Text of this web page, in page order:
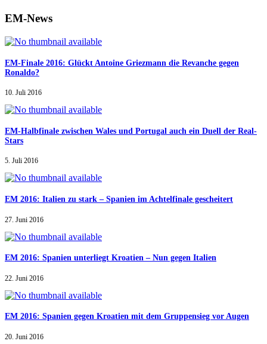
EM-News
EM-Finale 2016: Glückt Antoine Griezmann die Revanche gegen
Ronaldo?
10. Juli 2016
EM-Halbfinale zwischen Wales und Portugal auch ein Duell der Real-
Stars
5. Juli 2016
EM 2016: Italien zu stark – Spanien im Achtelfinale gescheitert
27. Juni 2016
EM 2016: Spanien unterliegt Kroatien – Nun gegen Italien
22. Juni 2016
EM 2016: Spanien gegen Kroatien mit dem Gruppensieg vor Augen
20. Juni 2016